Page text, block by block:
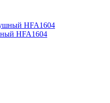
HFA1604